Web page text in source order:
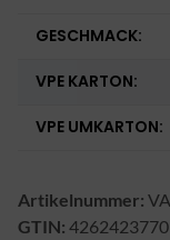
GESCHMACK:
VPE KARTON:
VPE UMKARTON:
Artikelnummer:
GTIN: